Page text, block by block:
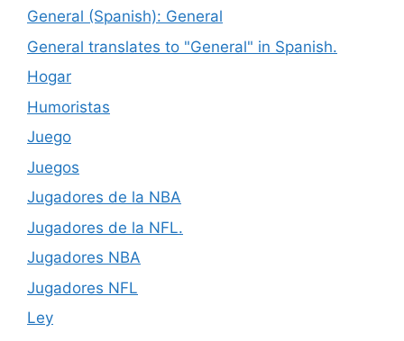
General (Spanish): General
General translates to "General" in Spanish.
Hogar
Humoristas
Juego
Juegos
Jugadores de la NBA
Jugadores de la NFL.
Jugadores NBA
Jugadores NFL
Ley